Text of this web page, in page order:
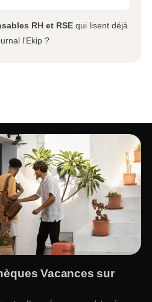
RH et RSE qui lisent déjà
l'Ekip ?
Vacances sur